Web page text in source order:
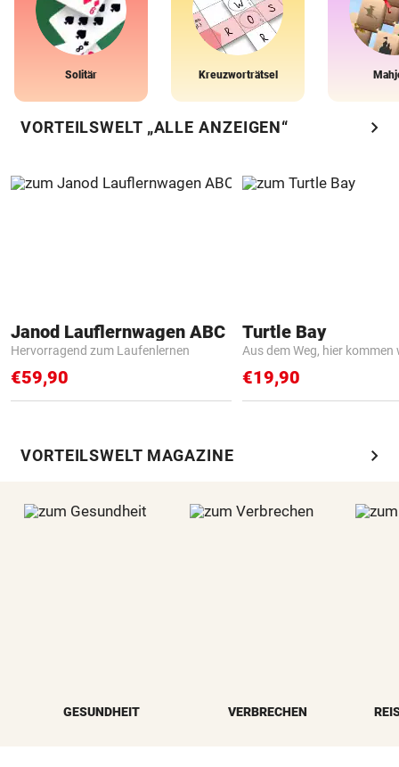
Solitär Kreuzworträtsel
VORTEILSWELT „ALLE ANZEIGEN“ chevron_right
Janod Lauflernwagen ABC
Hervorragend zum Laufenlernen
€59,90
Turtle Bay
Aus dem Weg, hier kommen
€19,90
VORTEILSWELT MAGAZINE chevron_right
GESUNDHEIT VERBRECHEN